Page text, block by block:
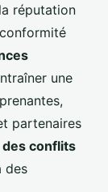
réputation
une
partenaires
conflits
des